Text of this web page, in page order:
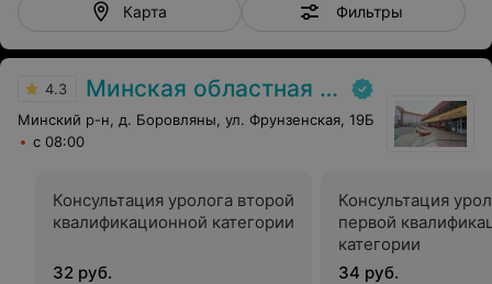
Карта Фильтры
4.3 Минская областная детская клиническая больница
Минский р-н, д. Боровляны, ул. Фрунзенская, 19Б
с 08:00
Консультация уролога второй
квалификационной категории
32 руб.
Консультация
первой
категории
34 руб.